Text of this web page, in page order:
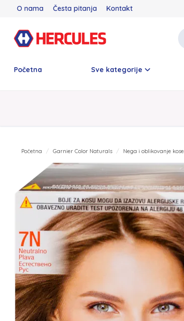
O nama Česta pitanja Kontakt
Početna Sve kategorije
Početna Garnier Color Naturals Nega i oblikovanje kose